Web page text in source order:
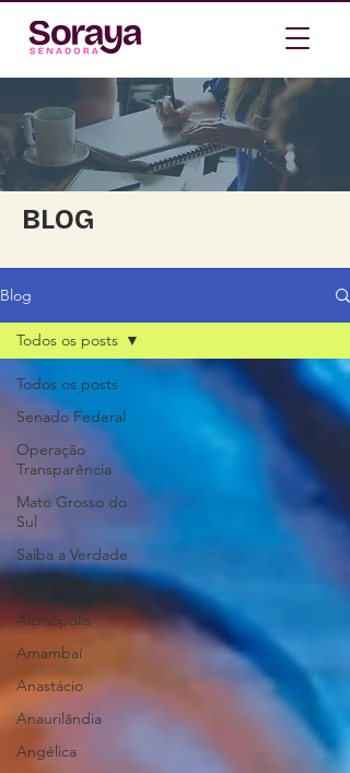
BLOG
Blog
Todos os posts
Senado Federal
Operação
Transparência
Mato Grosso do
Sul
Saiba a Verdade
Água Clara
Alcinópolis
Amambaí
Anastácio
Anaurilândia
Angélica
Todos os posts